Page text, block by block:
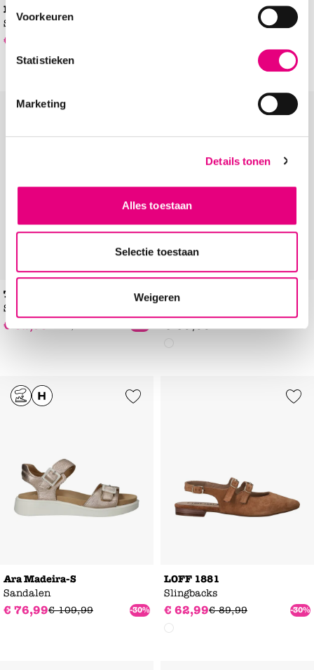
Voorkeuren
Statistieken
Marketing
Details tonen
Alles toestaan
Selectie toestaan
Weigeren
Mustang
Sandalettes
€
Toms Giana
Sandalen
€ 62,99
Add to
MARCO TOZZI
€ 59,99
Add to Wishlist
Ara Madeira-S
Sandalen
€ 76,99€ 109,99 -30%
Add to
LOFF 1881
Slingbacks
€ 62,99€ 89,99 -30%